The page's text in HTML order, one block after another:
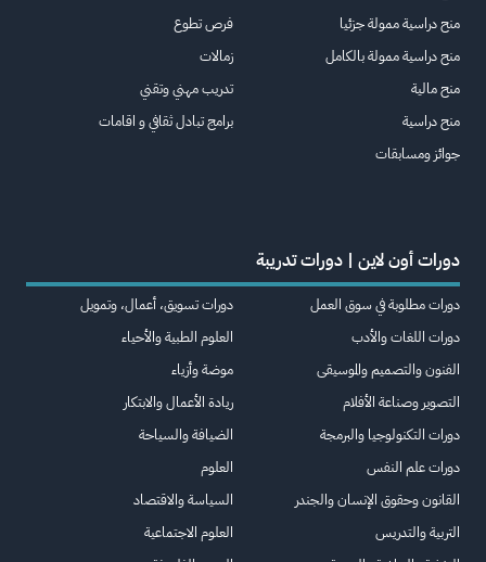
منح دراسية ممولة جزئيا
منح دراسية ممولة بالكامل
منح مالية
منح دراسية
جوائز ومسابقات
فرص تطوع
زمالات
تدريب مهني وتقني
برامج تبادل ثقافي و اقامات
دورات أون لاين | دورات تدريبة
دورات مطلوبة في سوق العمل
دورات اللغات والأدب
الفنون والتصميم والموسيقى
التصوير وصناعة الأفلام
دورات التكنولوجيا والبرمجة
دورات علم النفس
القانون وحقوق الإنسان والجندر
التربية والتدريس
دورات تسويق، أعمال، وتمويل
العلوم الطبية والأحياء
موضة وأزياء
ريادة الأعمال والابتكار
الضيافة والسياحة
العلوم
السياسة والاقتصاد
العلوم الاجتماعية